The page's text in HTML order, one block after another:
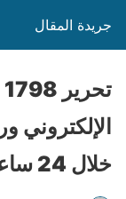
جريدة المقال
خلال 24 ساعة